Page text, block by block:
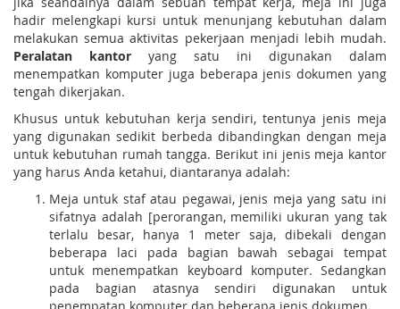
hadir melengkapi kursi untuk menunjang kebutuhan dalam
melakukan semua aktivitas pekerjaan menjadi lebih mudah.
Peralatan kantor yang satu ini digunakan dalam
menempatkan komputer juga beberapa jenis dokumen yang
tengah dikerjakan.
Khusus untuk kebutuhan kerja sendiri, tentunya jenis meja
yang digunakan sedikit berbeda dibandingkan dengan meja
untuk kebutuhan rumah tangga. Berikut ini jenis meja kantor
yang harus Anda ketahui, diantaranya adalah:
Meja untuk staf atau pegawai, jenis meja yang satu ini
sifatnya adalah [perorangan, memiliki ukuran yang tak
terlalu besar, hanya 1 meter saja, dibekali dengan
beberapa laci pada bagian bawah sebagai tempat
untuk menempatkan keyboard komputer. Sedangkan
pada bagian atasnya sendiri digunakan untuk